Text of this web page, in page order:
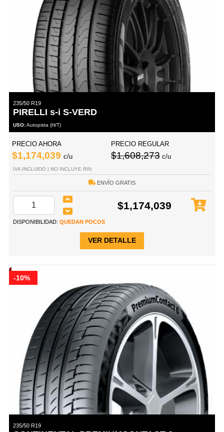
235/50 R19
PIRELLI s-i S-VERD
USO:Autopista (H/T)
PRECIO AHORA
$1,174,039 c/u
PRECIO REGULAR
$1,608,273 c/u
IVA INCLUIDO | NO INCLUYE RIN
ENVÍO GRATIS
$1,174,039
DISPONIBILIDAD: QUEDAN POCOS
VER DETALLE
-10%
235/50 R19